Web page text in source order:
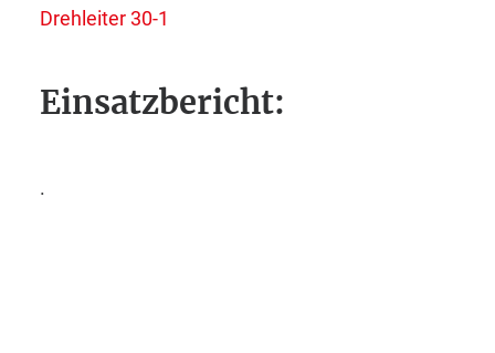
Drehleiter 30-1
Einsatzbericht:
.